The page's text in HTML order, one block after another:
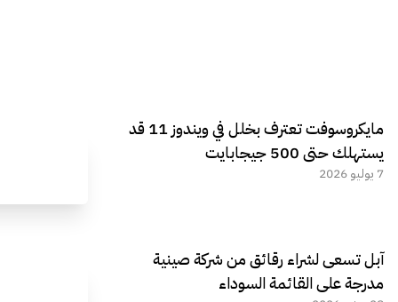
مايكروسوفت تعترف بخلل في ويندوز 11 قد
يستهلك حتى 500 جيجابايت
7 يوليو 2026
آبل تسعى لشراء رقائق من شركة صينية
مدرجة على القائمة السوداء